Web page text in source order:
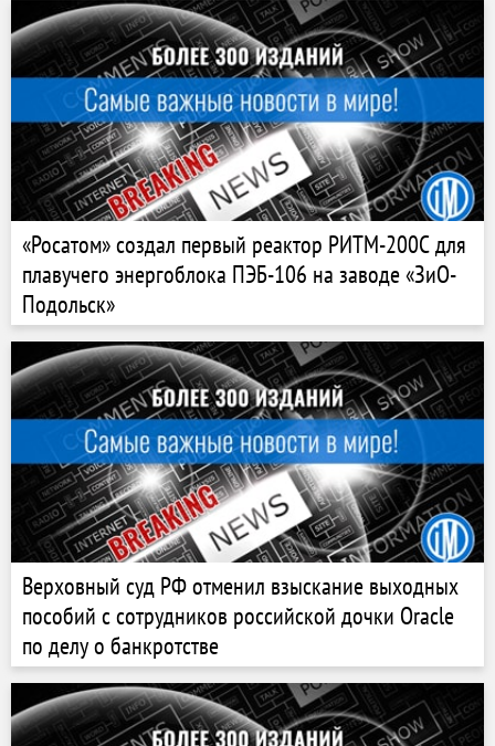
«Росатом» создал первый реактор РИТМ-200С для
плавучего энергоблока ПЭБ-106 на заводе «ЗиО-
Подольск»
Верховный суд РФ отменил взыскание выходных
пособий с сотрудников российской дочки Oracle
по делу о банкротстве